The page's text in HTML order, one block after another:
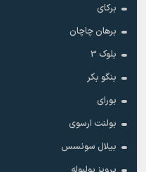
برکای
برهان چاچان
بلوک 3
بنگو بکر
بورای
بولنت ارسوی
بیلال سونسس